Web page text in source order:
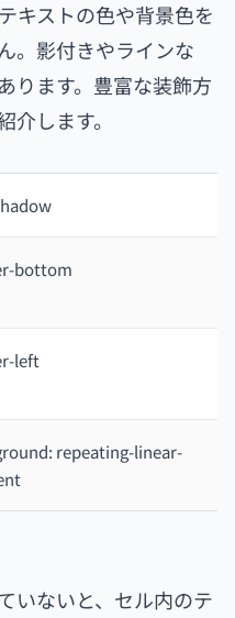
キストの色や背景色を
。影付きやラインな
ります。豊富な装飾方
します。
bottom
left
repeating-linear-
いないと、セル内のテ